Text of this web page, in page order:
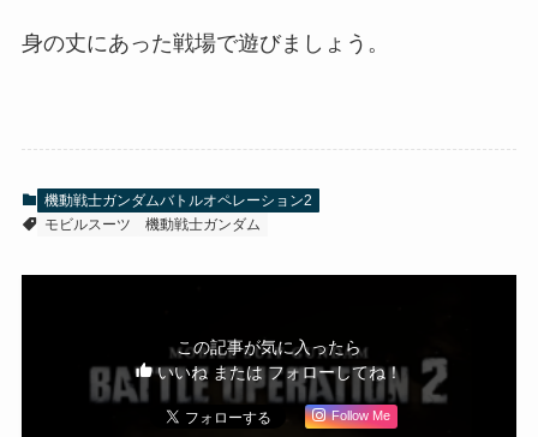
身の丈にあった戦場で遊びましょう。
機動戦士ガンダムバトルオペレーション2
モビルスーツ
機動戦士ガンダム
この記事が気に入ったら
いいね または フォローしてね！
Follow Me